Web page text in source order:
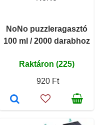
NoNo puzzleragasztó
100 ml / 2000 darabhoz
Raktáron (225)
920 Ft